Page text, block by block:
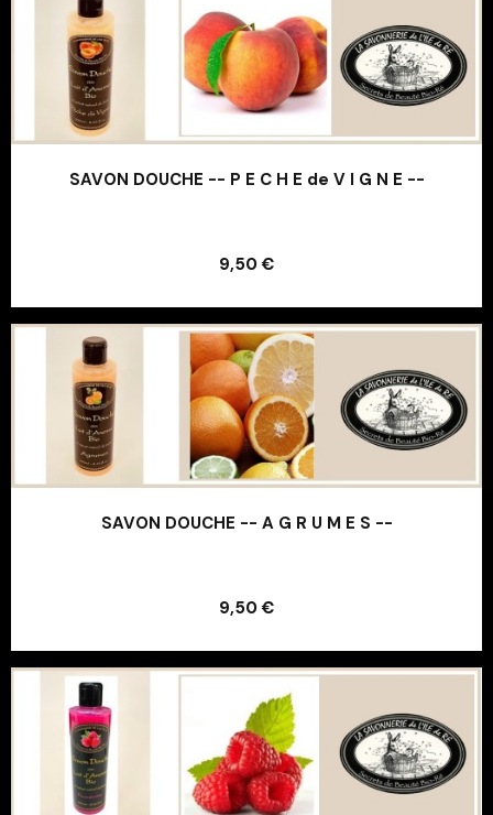
SAVON DOUCHE -- P E C H E de V I G N E --
9,50 €
Ajouter au panier
SAVON DOUCHE -- A G R U M E S --
9,50 €
Ajouter au panier